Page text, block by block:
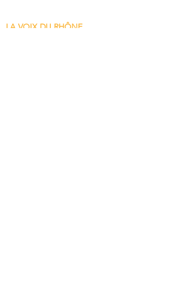
LA VOIX DU RHÔNE